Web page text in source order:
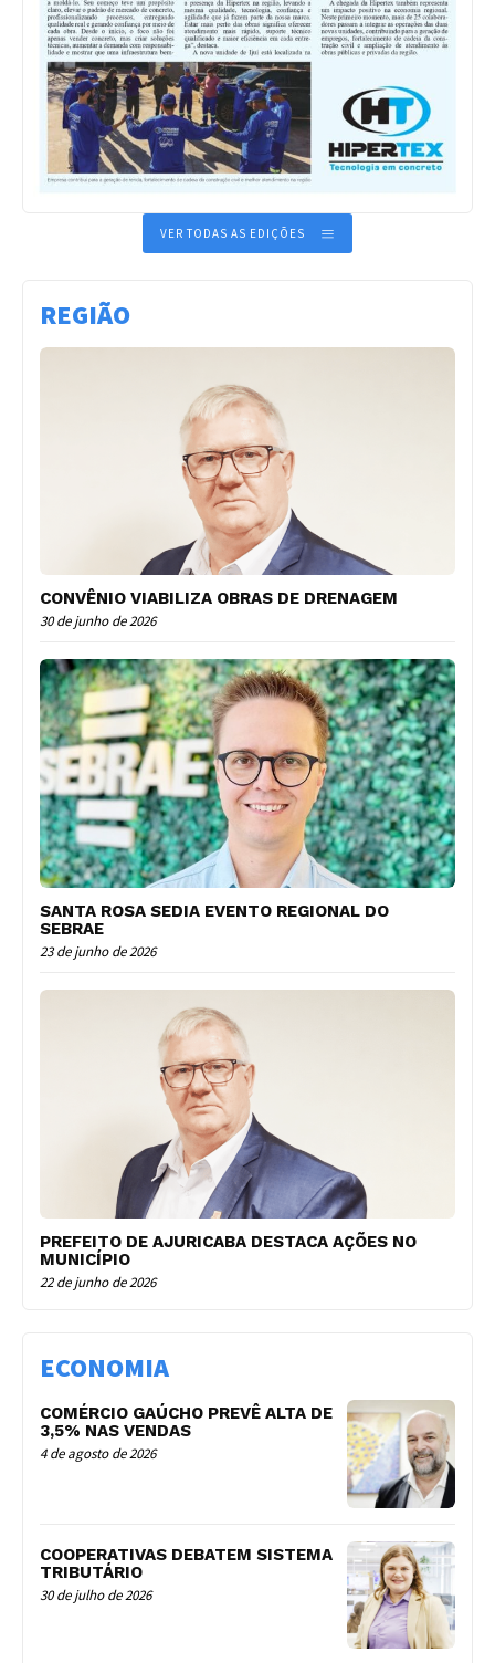
VER TODAS AS EDIÇÕES
REGIÃO
CONVÊNIO VIABILIZA OBRAS DE DRENAGEM
30 de junho de 2026
SANTA ROSA SEDIA EVENTO REGIONAL DO
SEBRAE
23 de junho de 2026
PREFEITO DE AJURICABA DESTACA AÇÕES NO
MUNICÍPIO
22 de junho de 2026
ECONOMIA
COMÉRCIO GAÚCHO PREVÊ ALTA DE
3,5% NAS VENDAS
4 de agosto de 2026
COOPERATIVAS DEBATEM SISTEMA
TRIBUTÁRIO
30 de julho de 2026